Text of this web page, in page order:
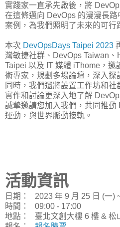
實踐家一直承先啟後，將
在這條邁向 DevOps 的漫漫長
案例，為我們照明了未來的可行
本次 DevOpsDays Taipei 2023
灣敏捷社群、DevOps Taiwan
Taipei 以及 IT 媒體 iThome，邀
術專家，規劃多場論壇，深入探
同時，我們還將設置工作坊和
實作和討論更深入地了解
誠摯邀請您加入我們，共同推動
運動，與世界脈動接軌。
活動資訊
日期： 2023 年 9 月 25 日 (一)
時間： 09:00 - 17:00
地點： 臺北文創大樓 6 樓 & 松